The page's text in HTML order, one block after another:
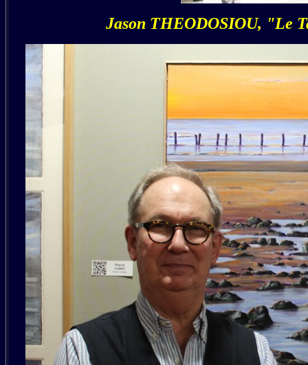
Jason THEODOSIOU, "Le